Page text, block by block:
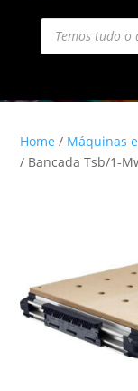
Products
search
Home / Máquinas
/ Bancada Tsb/1-